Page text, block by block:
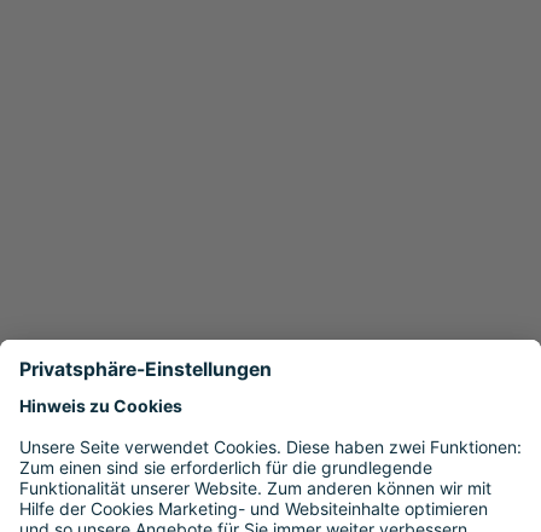
Gönnen Sie sich eine Auszeit und hinterlassen Sie Ihre
zur perfekten Urlaubsübergabe – inklusive Tipps für den
schnellen Wiedereinstieg.